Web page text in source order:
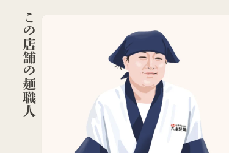
この店舗の麺職人